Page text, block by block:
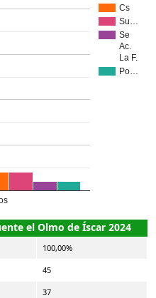
Cs
Su…
Se
Ac.
La F.
Po…
el Olmo de Íscar 2024
100,00%
45
37